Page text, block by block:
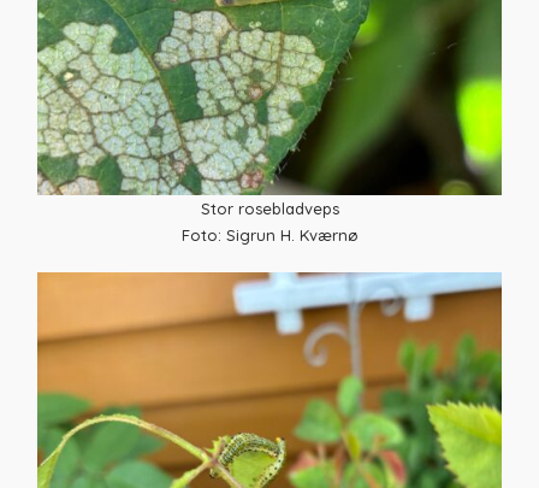
Stor rosebladveps
Foto: Sigrun H. Kværnø